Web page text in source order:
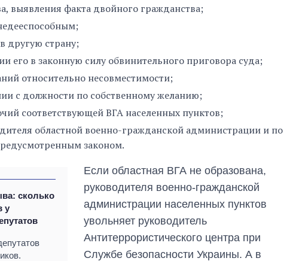
выявления факта двойного гражданства;
другую страну;
его в законную силу обвинительного приговора суда;
относительно несовместимости;
с должности по собственному желанию;
соответствующей ВГА населенных пунктов;
областной военно-гражданской администрации и по
законом.
сколько
у
Если областная ВГА не образована,
руководителя военно-гражданской
администрации населенных пунктов
увольняет руководитель
Антитеррористического центра при
Службе безопасности Украины. А в